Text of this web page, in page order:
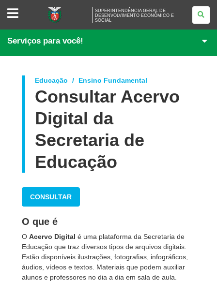
SUPERINTENDÊNCIA
DESENVOLVIMENTO
ECONÔMICO
E
SUPERINTENDÊNCIA GERAL DE
DESENVOLVIMENTO ECONÔMICO E
SOCIAL
Serviços para você!
Educação Ensino Fundamental
Consultar Acervo
Digital da
Secretaria de
Educação
CONSULTAR
O que é
O Acervo Digital é uma plataforma da Secretaria de
Educação que traz diversos tipos de arquivos digitais.
Estão disponíveis ilustrações, fotografias, infográficos,
áudios, vídeos e textos. Materiais que podem auxiliar
alunos e professores no dia a dia em sala de aula.